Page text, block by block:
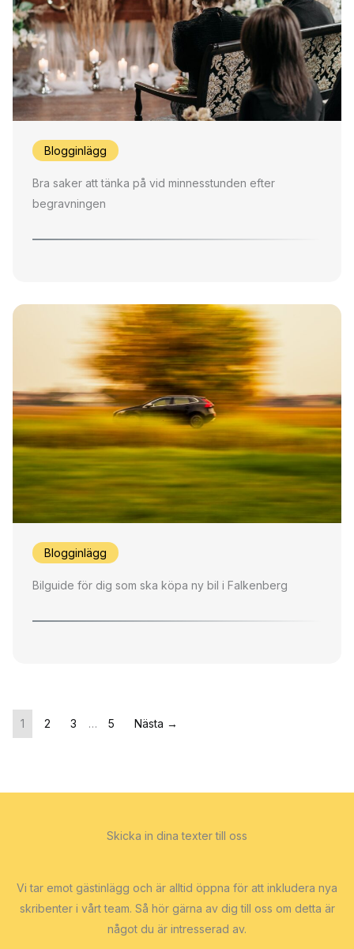
Blogginlägg
Bra saker att tänka på vid minnesstunden efter
begravningen
Blogginlägg
Bilguide för dig som ska köpa ny bil i Falkenberg
1 2 3 … 5 Nästa →
Skicka in dina texter till oss
Vi tar emot gästinlägg och är alltid öppna för att inkludera nya
skribenter i vårt team. Så hör gärna av dig till oss om detta är
något du är intresserad av.